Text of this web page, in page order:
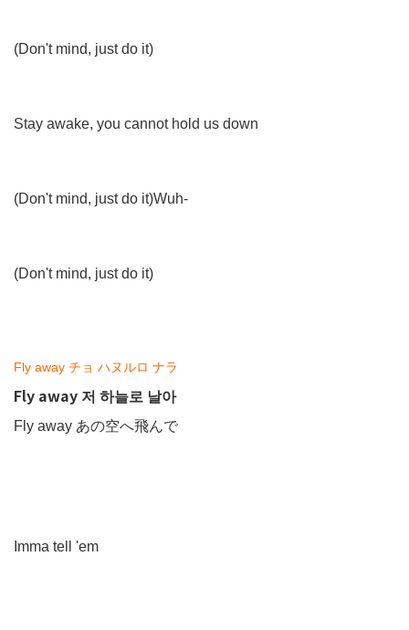
(Don't mind, just do it)
Stay awake, you cannot hold us down
(Don't mind, just do it)Wuh-
(Don't mind, just do it)
Fly away チョ ハヌルロ ナラ
Fly away 저 하늘로 날아
Fly away あの空へ飛んで
Imma tell 'em